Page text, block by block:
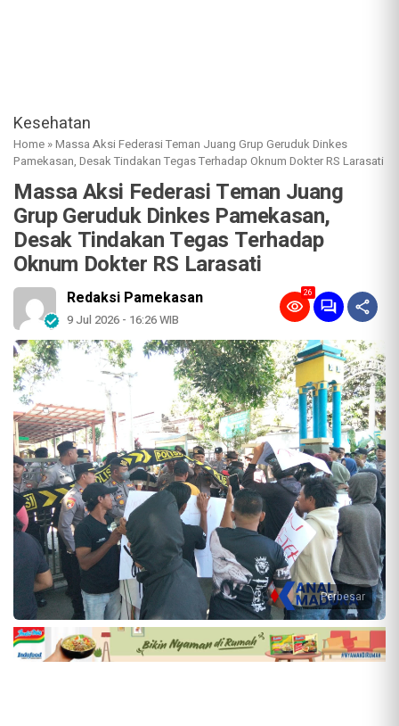
Kesehatan
Home »Massa Aksi Federasi Teman Juang Grup Geruduk Dinkes
Pamekasan, Desak Tindakan Tegas Terhadap Oknum Dokter RS Larasati
Massa Aksi Federasi Teman Juang
Grup Geruduk Dinkes Pamekasan,
Desak Tindakan Tegas Terhadap
Oknum Dokter RS Larasati
Redaksi Pamekasan
9 Jul 2026 - 16:26 WIB
26
Perbesar